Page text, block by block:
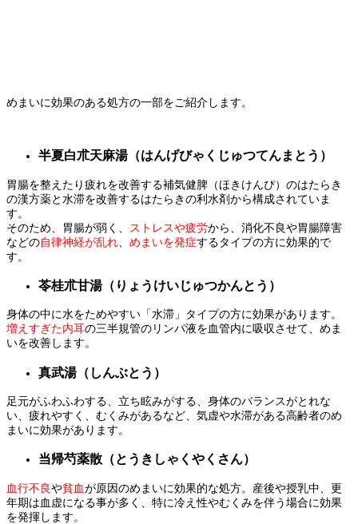
めまいに効果のある処方の一部をご紹介します。
半夏白朮天麻湯（はんげびゃくじゅつてんまとう）
胃腸を整えたり疲れを改善する補気健脾（ほきけんぴ）のはたらき
の漢方薬と水滞を改善するはたらきの利水剤から構成されていま
す。
そのため、胃腸が弱く、
ストレスや疲労から、消化不良や胃腸障害
などの自律神経が乱れ めまいを発症するタイプの方に効果的で
す。
苓桂朮甘湯（ りょうけいじゅつかんとう ）
身体の中に水をためやすい「水滞」タイプの方に効果があります。
増えすぎた内耳の三半規管のリンパ液を血管内に吸収させて、めま
いを改善します。
真武湯（しんぶとう）
足元がふわふわする、立ち眩みがする、身体のバランスがとれな
い、疲れやすく、むくみがあるなど、気虚や水滞がある高齢者のめ
まいに効果があります。
当帰芍薬散（とうきしゃくやくさん）
血行不良や貧血が原因のめまいに効果的な処方。産後や授乳中、更
年期は血虚になる事が多く、特に冷え性やむくみを伴う場合に効果
を発揮します。